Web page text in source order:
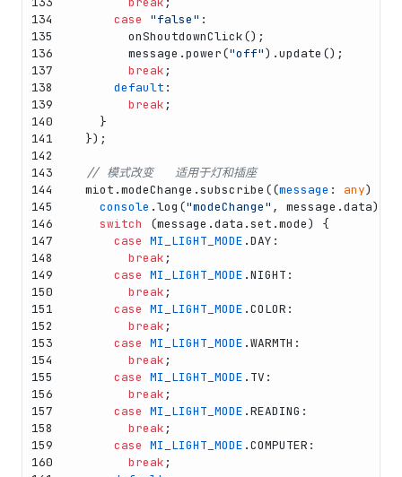
134
135
136
137
138
139
140
141
142
143
144
145
146
147
148
149
150
151
152
153
154
155
156
157
158
159
160
case
"false" :
onShoutdownClick();
        message.
power("off").update ();
break ;
default :
break ;
    }
  });
// 模式改变   适用于灯和插座
  miot.
modeChange .subscribe ((message : any) =>
console .log ("modeChange" , message.data);
switch
(message.data .set .mode) {
case
MI_LIGHT_MODE .DAY :
break ;
case
MI_LIGHT_MODE .NIGHT :
break ;
case
MI_LIGHT_MODE .COLOR :
break ;
case
MI_LIGHT_MODE .WARMTH :
break ;
case
MI_LIGHT_MODE . TV :
break ;
case
MI_LIGHT_MODE .READING :
break ;
case
MI_LIGHT_MODE .COMPUTER :
break ;